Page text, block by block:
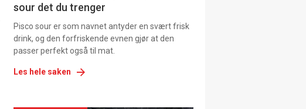
sour det du trenger
Pisco sour er som navnet antyder en svært frisk
drink, og den forfriskende evnen gjør at den
passer perfekt også til mat.
Les hele saken